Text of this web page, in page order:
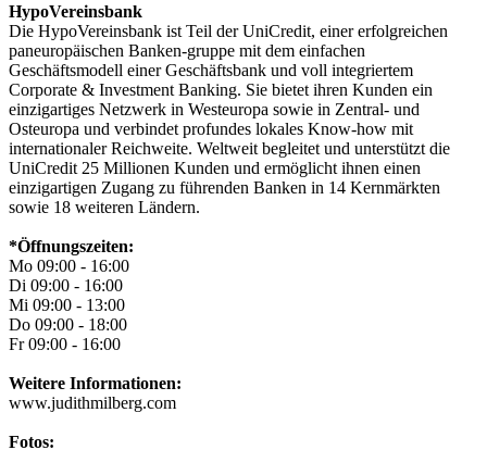
HypoVereinsbank
Die HypoVereinsbank ist Teil der UniCredit, einer erfolgreichen
paneuropäischen Banken-gruppe mit dem einfachen
Geschäftsmodell einer Geschäftsbank und voll integriertem
Corporate & Investment Banking. Sie bietet ihren Kunden ein
einzigartiges Netzwerk in Westeuropa sowie in Zentral- und
Osteuropa und verbindet profundes lokales Know-how mit
internationaler Reichweite. Weltweit begleitet und unterstützt die
UniCredit 25 Millionen Kunden und ermöglicht ihnen einen
einzigartigen Zugang zu führenden Banken in 14 Kernmärkten
sowie 18 weiteren Ländern.
*Öffnungszeiten:
Mo 09:00 - 16:00
Di 09:00 - 16:00
Mi 09:00 - 13:00
Do 09:00 - 18:00
Fr 09:00 - 16:00
Weitere Informationen:
www.judithmilberg.com
Fotos: